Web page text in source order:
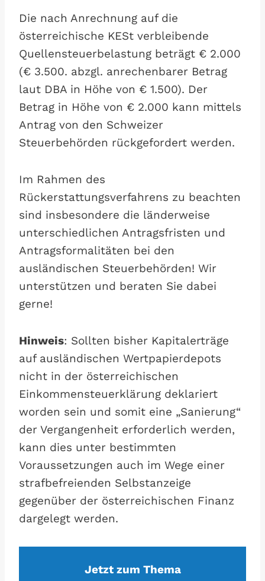
Die nach Anrechnung auf die
österreichische KESt verbleibende
Quellensteuerbelastung beträgt € 2.000
(€ 3.500. abzgl. anrechenbarer Betrag
laut DBA in Höhe von € 1.500). Der
Betrag in Höhe von € 2.000 kann mittels
Antrag von den Schweizer
Steuerbehörden rückgefordert werden.
Im Rahmen des
Rückerstattungsverfahrens zu beachten
sind insbesondere die länderweise
unterschiedlichen Antragsfristen und
Antragsformalitäten bei den
ausländischen Steuerbehörden! Wir
unterstützen und beraten Sie dabei
gerne!
Hinweis: Sollten bisher Kapitalerträge
auf ausländischen Wertpapierdepots
nicht in der österreichischen
Einkommensteuerklärung deklariert
worden sein und somit eine „Sanierung“
der Vergangenheit erforderlich werden,
kann dies unter bestimmten
Voraussetzungen auch im Wege einer
strafbefreienden Selbstanzeige
gegenüber der österreichischen Finanz
dargelegt werden.
Jetzt zum Thema